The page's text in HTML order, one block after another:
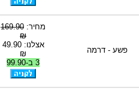
פשע - דרמה
מחיר: 169.90
₪
אצלנו: 49.90
₪
3 ב-99.90